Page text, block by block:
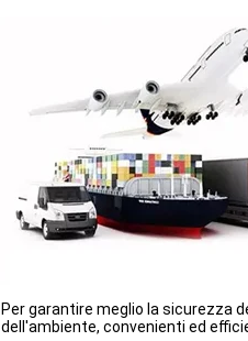
Per garantire meglio la sicurezza
dell'ambiente, convenienti ed